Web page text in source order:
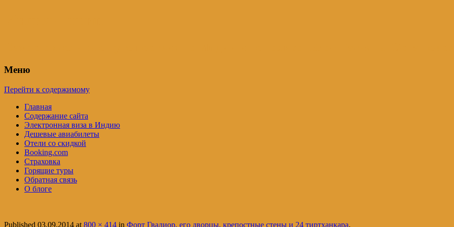
Меню
Перейти к содержимому
Главная
Содержание сайта
Электронная виза в Индию
Дешевые авиабилеты
Отели со скидкой
Booking.com
Страховка
Горящие туры
Обратная связь
О блоге
Published 03.09.2014 at800 × 414 in Форт Гвалиор, его дворцы, крепостные стены и 24 тиртханкара.